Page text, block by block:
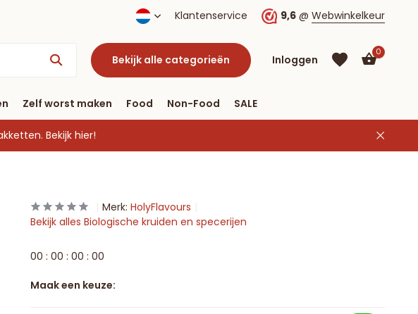
€ 40 Klantenservice 9,6 @ Webwinkelkeur
Bekijk alle categorieën Inloggen
aanmaken
0
Zelf worst maken Food Non-Food SALE
Bekijk hier!
Merk: HolyFlavours
Bekijk alles Biologische kruiden en specerijen
00 : 00 : 00 : 00
Maak een keuze: